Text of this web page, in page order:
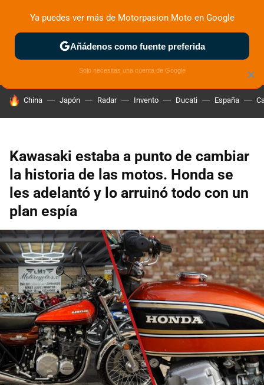
ZONA DE PRUEBAS DEPORTIVAS MOTOS ELÉCTRICAS
HOY SE HABLA DE
China Japón Radar Invento Ducati España
Kawasaki estaba a punto de cambiar
la historia de las motos. Honda se
les adelantó y lo arruinó todo con un
plan espía
×
Ya puedes ver más de Motorpasion Moto en Google
Añádenos como fuente preferida
Solo necesitas una cuenta de Google